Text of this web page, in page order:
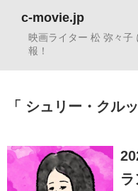
c-movie.jp
映画ライター 松 弥々子
報！
シュリー・クル